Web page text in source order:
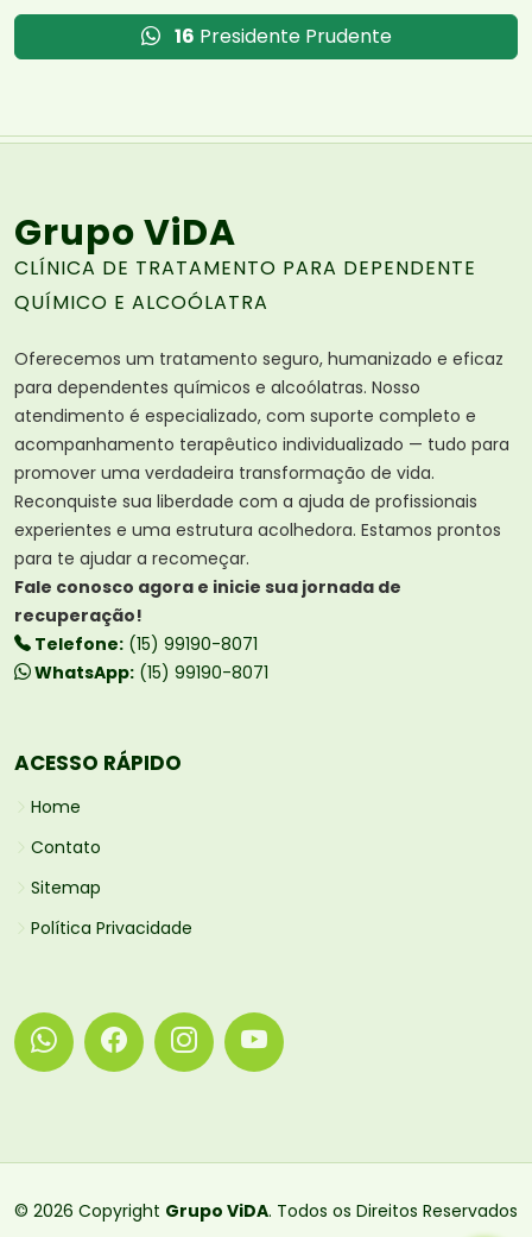
16 Presidente Prudente
Grupo ViDA
CLÍNICA DE TRATAMENTO PARA DEPENDENTE
QUÍMICO E ALCOÓLATRA
Oferecemos um tratamento seguro, humanizado e eficaz
para dependentes químicos e alcoólatras. Nosso
atendimento é especializado, com suporte completo e
acompanhamento terapêutico individualizado — tudo para
promover uma verdadeira transformação de vida.
Reconquiste sua liberdade com a ajuda de profissionais
experientes e uma estrutura acolhedora. Estamos prontos
para te ajudar a recomeçar.
Fale conosco agora e inicie sua jornada de
recuperação!
Telefone: (15) 99190-8071
WhatsApp: (15) 99190-8071
ACESSO RÁPIDO
Home
Contato
Sitemap
Política Privacidade
© 2026 Copyright Grupo ViDA. Todos os Direitos Reservados